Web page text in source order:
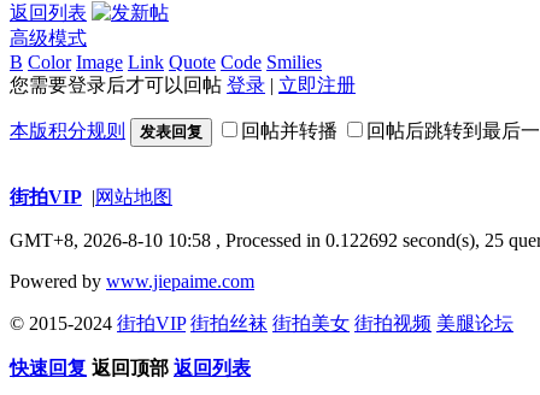
返回列表
高级模式
B Color Image Link Quote Code Smilies
您需要登录后才可以回帖 登录 | 立即注册
本版积分规则 发表回复 回帖并转播 回帖后跳转到最后
街拍VIP |网站地图
GMT+8, 2026-8-10 10:58 , Processed in 0.122692 second(s), 25
Powered by www.jiepaime.com
© 2015-2024 街拍VIP 街拍丝袜 街拍美女 街拍视频 美腿论坛
快速回复 返回顶部 返回列表